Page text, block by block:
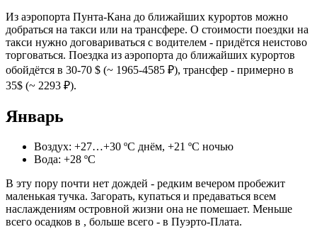
Из аэропорта Пунта-Кана до ближайших курортов можно
добраться на такси или на трансфере. О стоимости поездки на
такси нужно договариваться с водителем - придётся неистово
торговаться. Поездка из аэропорта до ближайших курортов
обойдётся в 30-70 $ (~ 1965-4585 ₽), трансфер - примерно в
35$ (~ 2293 ₽).
Январь
Воздух: +27…+30 ºС днём, +21 ºС ночью
Вода: +28 ºС
В эту пору почти нет дождей - редким вечером пробежит
маленькая тучка. Загорать, купаться и предаваться всем
наслаждениям островной жизни она не помешает. Меньше
всего осадков в , больше всего - в Пуэрто-Плата.